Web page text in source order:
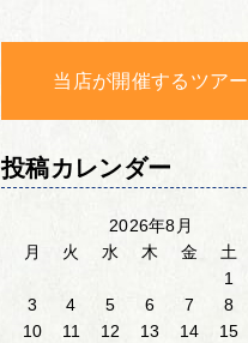
当店が開催するツアー
投稿カレンダー
2026年8月
月
火 水 木 金 土
1
3
4 5 6 7 8
10
11 12 13 14 15